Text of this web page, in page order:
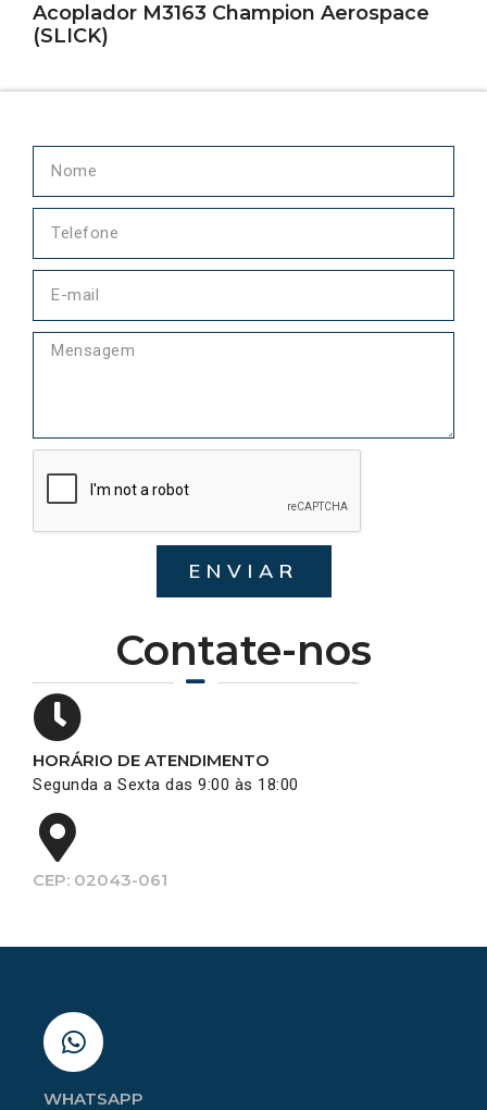
Acoplador M3163 Champion Aerospace
(SLICK)
Contate-nos
HORÁRIO DE ATENDIMENTO
Segunda a Sexta das 9:00 às 18:00
CEP: 02043-061
ENVIAR
WHATSAPP